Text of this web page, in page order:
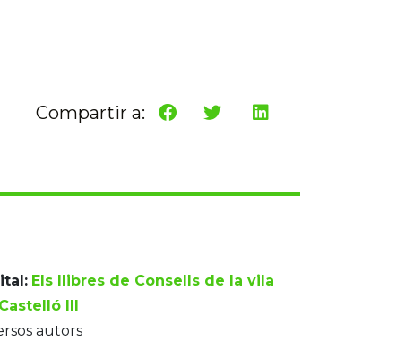
Compartir a:
Els llibres de Consells de la vila
III
autors